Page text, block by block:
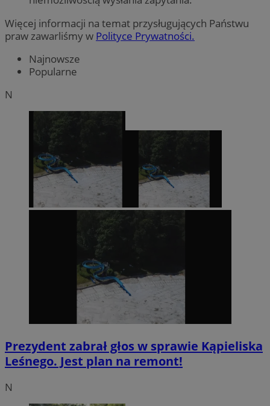
Więcej informacji na temat przysługujących Państwu
praw zawarliśmy w Polityce Prywatności.
Najnowsze
Popularne
N
Prezydent zabrał głos w sprawie Kąpieliska
Leśnego. Jest plan na remont!
N